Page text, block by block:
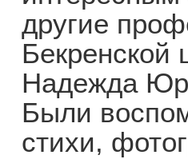
другие
Надежда
Были
стихи,